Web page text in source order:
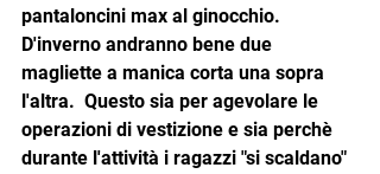
pantaloncini max al ginocchio.
D'inverno andranno bene due
magliette a manica corta una sopra
l'altra.  Questo sia per agevolare le
operazioni di vestizione e sia perchè
durante l'attività i ragazzi "si scaldano"